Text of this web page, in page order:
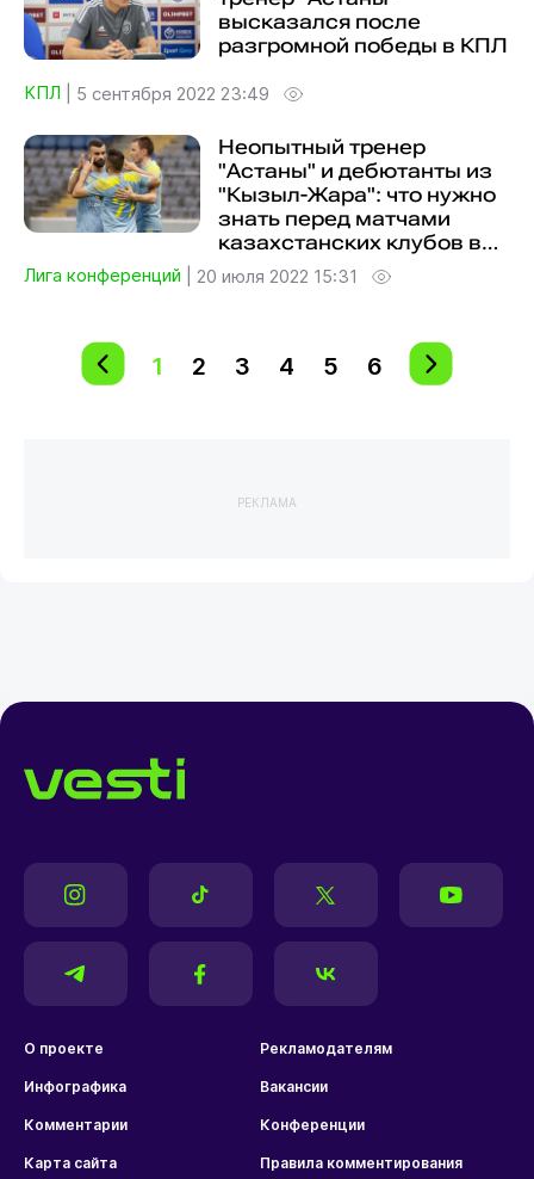
высказался после
разгромной победы в КПЛ
КПЛ 5 сентября 2022 23:49
Неопытный тренер
"Астаны" и дебютанты из
"Кызыл-Жара": что нужно
знать перед матчами
казахстанских клубов в
Лига конференций 20 июля 2022 15:31
1 2 3 4 5 6
РЕКЛАМА
О проекте Рекламодателям
Инфографика Вакансии
Комментарии Конференции
Карта сайта Правила комментирования